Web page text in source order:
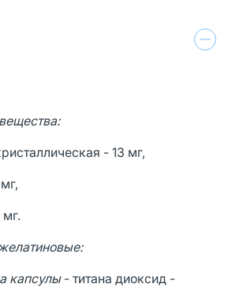
- 13 мг,
капсулы - титана диоксид -